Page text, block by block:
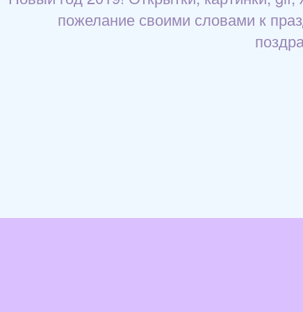
пожелание своими словами к